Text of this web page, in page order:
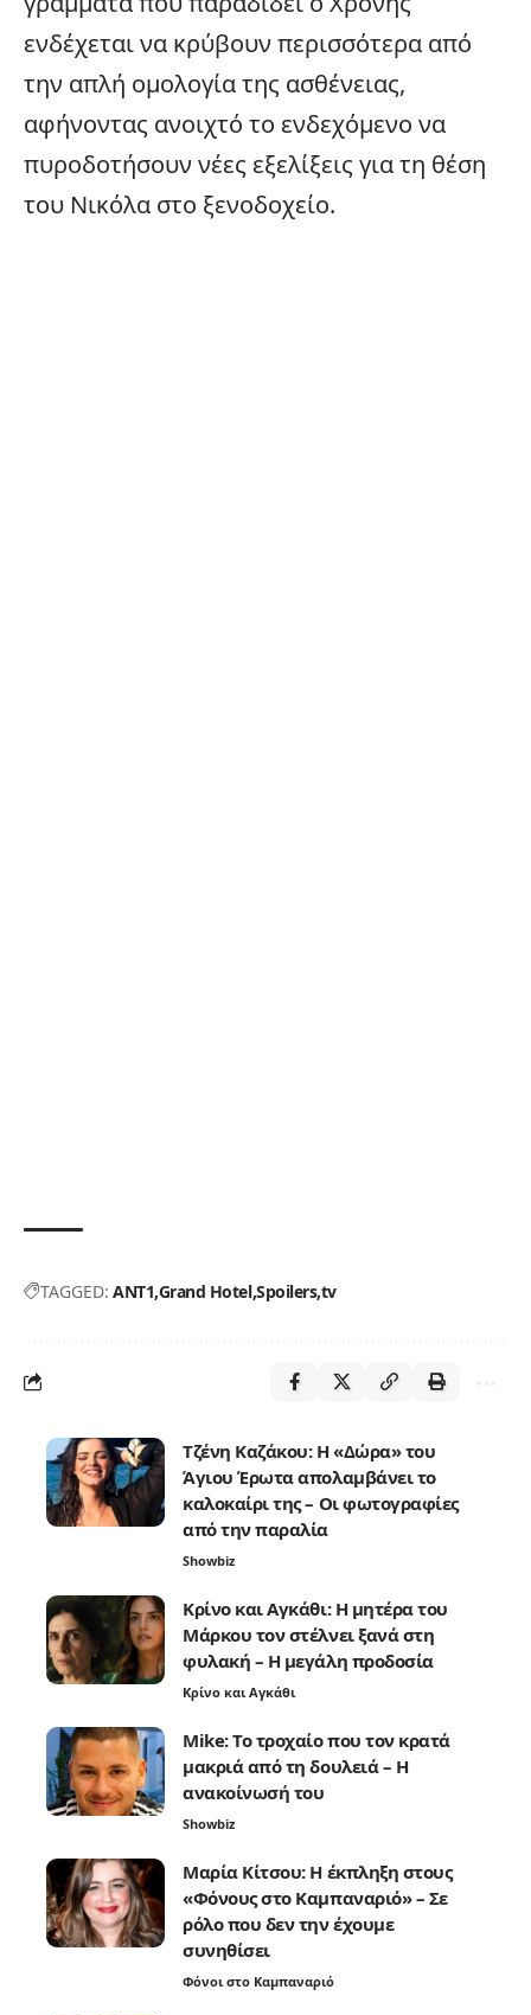
ενδέχεται να κρύβουν περισσότερα από
την απλή ομολογία της ασθένειας,
αφήνοντας ανοιχτό το ενδεχόμενο να
πυροδοτήσουν νέες εξελίξεις για τη θέση
του Νικόλα στο ξενοδοχείο.
TAGGED: ANT1 Grand HotelSpoilerstv
Τζένη Καζάκου: Η «Δώρα» του
Άγιου Έρωτα απολαμβάνει το
καλοκαίρι της – Οι φωτογραφίες
από την παραλία
Showbiz
Κρίνο και Αγκάθι: Η μητέρα του
Μάρκου τον στέλνει ξανά στη
φυλακή – Η μεγάλη προδοσία
Κρίνο και Αγκάθι
Mike: Το τροχαίο που τον κρατά
μακριά από τη δουλειά – Η
ανακοίνωσή του
Showbiz
Μαρία Κίτσου: Η έκπληξη στους
«Φόνους στο Καμπαναριό» – Σε
ρόλο που δεν την έχουμε
συνηθίσει
Φόνοι στο Καμπαναριό